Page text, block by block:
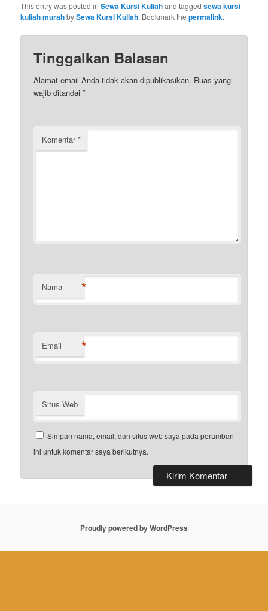
This entry was posted inSewa Kursi Kuliahand taggedsewa kursi
kuliah murahbySewa Kursi Kuliah. Bookmark thepermalink.
Tinggalkan Balasan
Alamat email Anda tidak akan dipublikasikan. Ruas yang
wajib ditandai*
Komentar*
Nama *
Email *
Situs Web
Simpan nama, email, dan situs web saya pada peramban
ini untuk komentar saya berikutnya.
Proudly powered by WordPress